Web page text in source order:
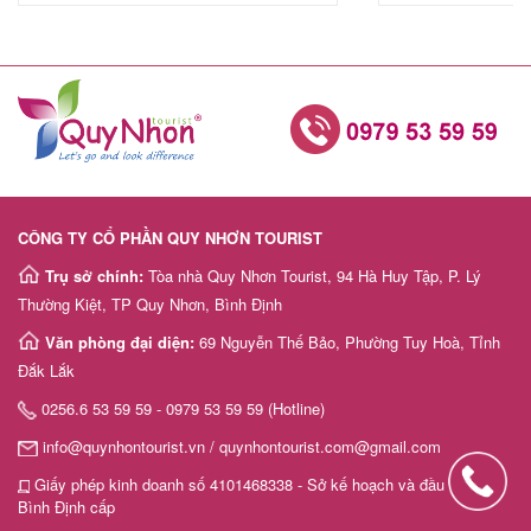
CÔNG TY CỔ PHẦN QUY NHƠN TOURIST
Trụ sở chính: Tòa nhà Quy Nhơn Tourist, 94 Hà Huy Tập, P. Lý
Thường Kiệt, TP Quy Nhơn, Bình Định
Văn phòng đại diện: 69 Nguyễn Thế Bảo, Phường Tuy Hoà, Tỉnh
Đắk Lắk
0256.6 53 59 59 - 0979 53 59 59 (Hotline)
info@quynhontourist.vn / quynhontourist.com@gmail.com
Giấy phép kinh doanh số 4101468338 - Sở kế hoạch và đầu tư tỉnh
Bình Định cấp